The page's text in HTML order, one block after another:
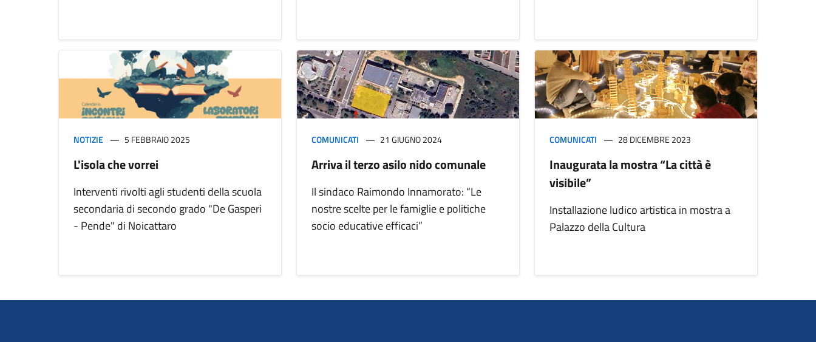
NOTIZIE 5 FEBBRAIO 2025
L'isola che vorrei
Interventi rivolti agli studenti della scuola
secondaria di secondo grado "De Gasperi
- Pende" di Noicattaro
COMUNICATI 21 GIUGNO 2024
Arriva il terzo asilo nido comunale
Il sindaco Raimondo Innamorato: “Le
nostre scelte per le famiglie e politiche
socio educative efficaci”
COMUNICATI 28 DICEMBRE 2023
Inaugurata la mostra “La città è
visibile”
Installazione ludico artistica in mostra a
Palazzo della Cultura